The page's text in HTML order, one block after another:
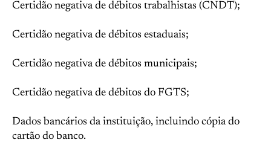
Certidão negativa de débitos trabalhistas (CNDT);
Certidão negativa de débitos estaduais;
Certidão negativa de débitos municipais;
Certidão negativa de débitos do FGTS;
Dados bancários da instituição, incluindo cópia do
cartão do banco.